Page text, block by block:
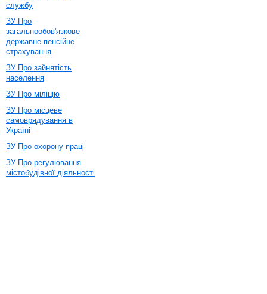
службу
ЗУ Про
загальнообов'язкове
державне пенсійне
страхування
ЗУ Про зайнятість
населення
ЗУ Про міліцію
ЗУ Про місцеве
самоврядування в
Україні
ЗУ Про охорону праці
ЗУ Про регулювання
містобудівної діяльності